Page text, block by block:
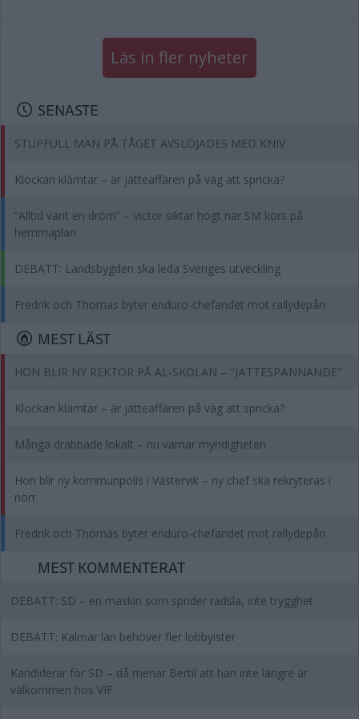
Läs in fler nyheter
SENASTE
STUPFULL MAN PÅ TÅGET AVSLÖJADES MED KNIV
Klockan klämtar – är jätteaffären på väg att spricka?
”Alltid varit en dröm” – Victor siktar högt när SM körs på
hemmaplan
DEBATT: Landsbygden ska leda Sveriges utveckling
Fredrik och Thomas byter enduro-chefandet mot rallydepån
MEST LÄST
HON BLIR NY REKTOR PÅ AL-SKOLAN – "JÄTTESPÄNNANDE"
Klockan klämtar – är jätteaffären på väg att spricka?
Många drabbade lokalt – nu varnar myndigheten
Hon blir ny kommunpolis i Västervik – ny chef ska rekryteras i
norr
Fredrik och Thomas byter enduro-chefandet mot rallydepån
MEST KOMMENTERAT
DEBATT: SD – en maskin som sprider rädsla, inte trygghet
DEBATT: Kalmar län behöver fler lobbyister
Kandiderar för SD – då menar Bertil att han inte längre är
välkommen hos VIF